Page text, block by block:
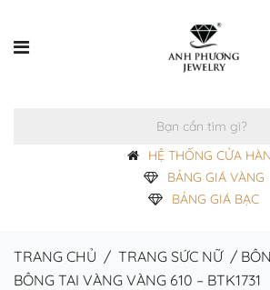
HỆ THỐNG CỬA
BẢNG GIÁ VÀNG
BẢNG GIÁ BẠC
TRANG CHỦ / TRANG SỨC NỮ/
BÔNG TAI VÀNG VÀNG 610 – BTK1731